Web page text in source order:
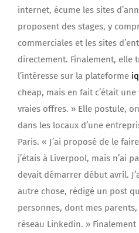
internet, écume les sites
proposent des stages, y
commerciales et les sites
directement. Finalement, elle
l’intéresse sur la plateforme
cheap, mais en fait c’était
vraies offres. » Elle postule,
dans les locaux d’une
Paris. « J’ai proposé de le
j’étais à Liverpool, mais n’ai
devait démarrer début avril.
autre chose, rédigé un post
personnes, dont mes
réseau Linkedin. »